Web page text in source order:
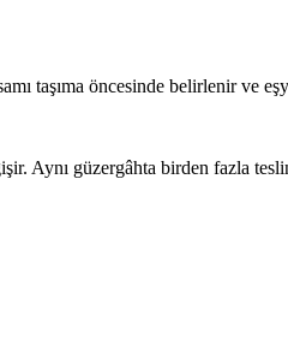
taşıma öncesinde belirlenir ve
Aynı güzergâhta birden fazla